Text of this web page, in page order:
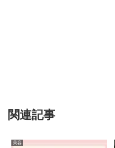
関連記事
美容